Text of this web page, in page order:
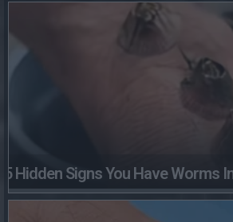
5 Hidden Signs You Have Worms